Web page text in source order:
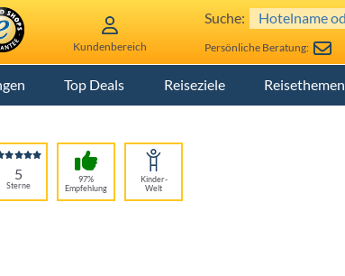
Kundenbereich
Suche:
Persönliche Beratung:
Top Deals Reiseziele Reisethemen
5
Sterne
97%
Empfehlung
Kinder-
Welt